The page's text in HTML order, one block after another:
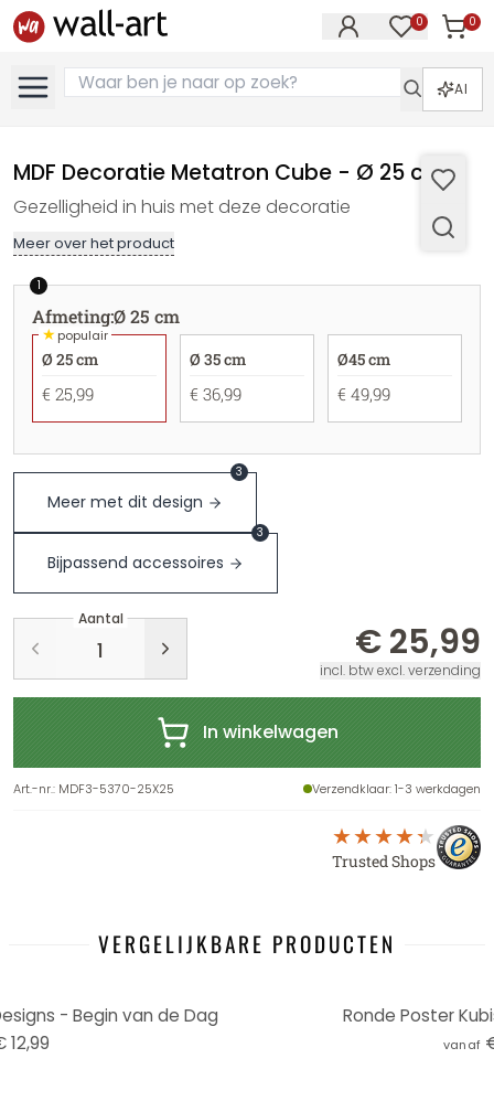
0 0
AI
MDF Decoratie Metatron Cube - Ø 25 cm
Gezelligheid in huis met deze decoratie
Meer over het product
1
Afmeting:Ø 25 cm
★populair
Ø 25 cm
€ 25,99
Ø 35 cm
€ 36,99
Ø45 cm
€ 49,99
Meer met dit design
3
Bijpassend accessoires
3
Aantal
€ 25,99
incl. btw excl. verzending
In winkelwagen
Art.-nr.: MDF3-5370-25X25 Verzendklaar: 1-3 werkdagen
Trusted Shops
VERGELIJKBARE PRODUCTEN
- Begin van de Dag
12,99
Ronde Poster
vanaf